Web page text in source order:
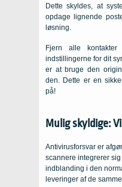
Dette skyldes, at
opdage lignende
løsning.
Fjern alle
indstillingerne for dit
er at bruge den
den. Dette er en
på!
Mulig skyldige:
Antivirusforsvar er
scannere integrerer
indblanding i den
leveringer af de